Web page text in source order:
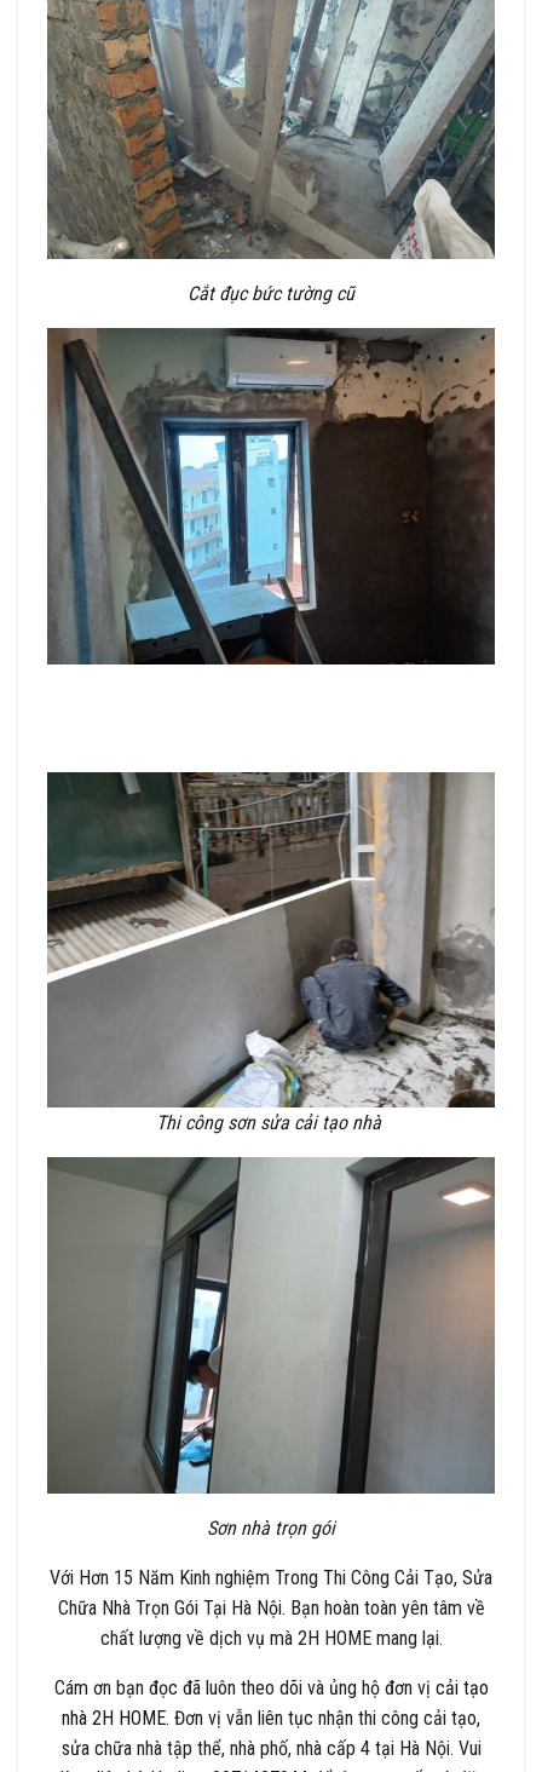
Cắt đục bức tường cũ
Thi công sơn sửa cải tạo nhà
Sơn nhà trọn gói
Với Hơn 15 Năm Kinh nghiệm Trong Thi Công Cải Tạo, Sửa
Chữa Nhà Trọn Gói Tại Hà Nội. Bạn hoàn toàn yên tâm về
chất lượng về dịch vụ mà 2H HOME mang lại.
Cám ơn bạn đọc đã luôn theo dõi và ủng hộ đơn vị cải tạo
nhà 2H HOME. Đơn vị vẫn liên tục nhận thi công cải tạo,
sửa chữa nhà tập thể, nhà phố, nhà cấp 4 tại Hà Nội. Vui